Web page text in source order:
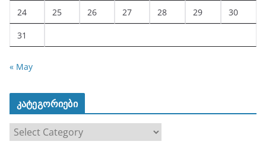
24 25 26 27 28 29 30
31
« May
კატეგორიები
ა